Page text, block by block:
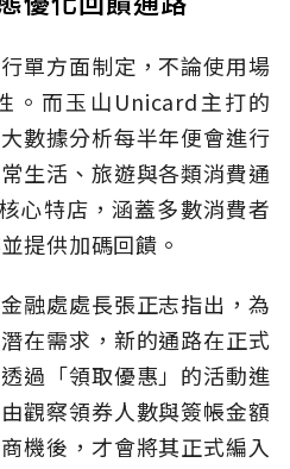
單方面制定，不論使用場
。而玉山Unicard主打的
數據分析每半年便會進行
生活、旅遊與各類消費通
心特店，涵蓋多數消費者
提供加碼回饋。
融處處長張正志指出，為
在需求，新的通路在正式
過「領取優惠」的活動進
觀察領券人數與簽帳金額
機後，才會將其正式編入